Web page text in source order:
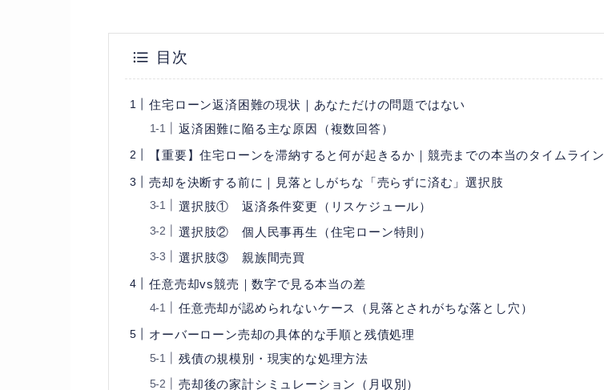
目次
住宅ローン返済困難の現状｜あなただけの問題ではない
返済困難に陥る主な原因（複数回答）
【重要】住宅ローンを滞納すると何が起きるか｜競売までの本当のタイムライン
売却を決断する前に｜見落としがちな「売らずに済む」選択肢
選択肢① 返済条件変更（リスケジュール）
選択肢② 個人民事再生（住宅ローン特則）
選択肢③ 親族間売買
任意売却vs競売｜数字で見る本当の差
任意売却が認められないケース（見落とされがちな落とし穴）
オーバーローン売却の具体的な手順と残債処理
残債の規模別・現実的な処理方法
売却後の家計シミュレーション（月収別）